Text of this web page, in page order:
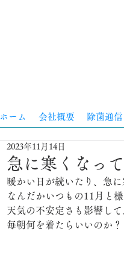
ホーム 会社概要 除菌通信
急に寒くなっ
2023年11月14日
暖かい日が続いたり、急
なんだかいつもの11月と
天気の不安定さも影響し
毎朝何を着たらいいのか